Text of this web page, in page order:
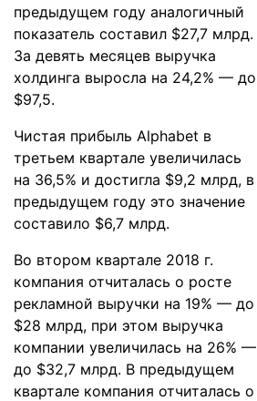
предыдущем году аналогичный
показатель составил $27,7 млрд.
За девять месяцев выручка
холдинга выросла на 24,2% — до
$97,5.
Чистая прибыль Alphabet в
третьем квартале увеличилась
на 36,5% и достигла $9,2 млрд, в
предыдущем году это значение
составило $6,7 млрд.
Во втором квартале 2018 г.
компания отчиталась о росте
рекламной выручки на 19% — до
$28 млрд, при этом выручка
компании увеличилась на 26% —
до $32,7 млрд. В предыдущем
квартале компания отчиталась о